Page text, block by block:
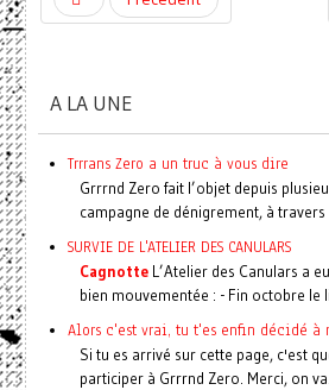
A LA UNE
Trrrans Zero a un truc à vous dire
Grrrnd Zero fait l’objet depuis
campagne de dénigrement, à travers
SURVIE DE L'ATELIER DES CANULARS
CagnotteL’Atelier des Canulars a
bien mouvementée : - Fin octobre le
Alors c'est vrai, tu t'es enfin décidé à
Si tu es arrivé sur cette page, c'est
participer à Grrrnd Zero. Merci, on